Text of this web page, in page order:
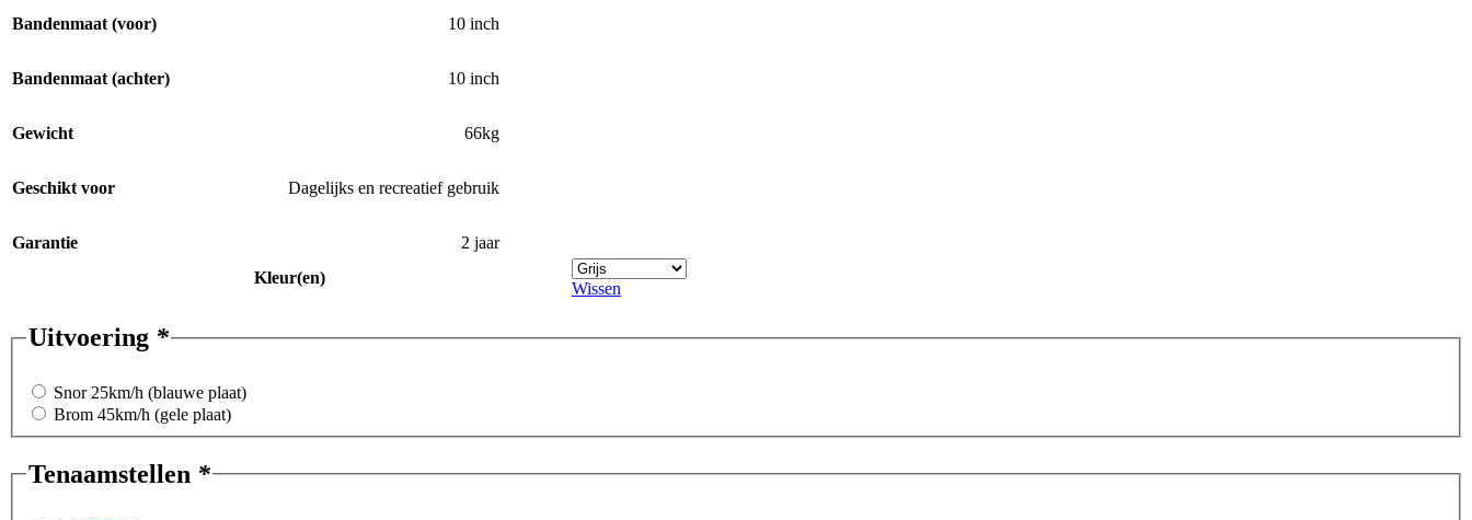
Bandenmaat (voor) 10 inch
Bandenmaat (achter) 10 inch
Gewicht 66kg
Geschikt voor Dagelijks en recreatief gebruik
Garantie
2 jaar
Kleur(en)
Wissen
Uitvoering *
Snor 25km/h (blauwe plaat)
Brom 45km/h (gele plaat)
Tenaamstellen *